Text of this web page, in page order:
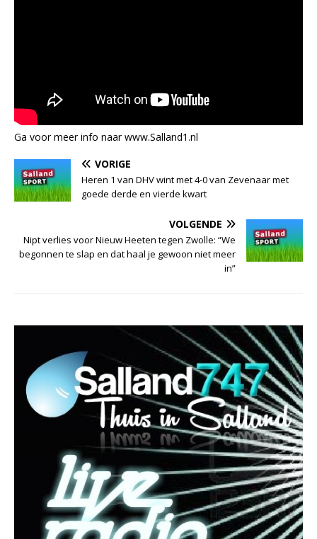
Ga voor meer info naar www.Salland1.nl
VORIGE
Heren 1 van DHV wint met 4-0 van Zevenaar met
goede derde en vierde kwart
VOLGENDE
Nipt verlies voor Nieuw Heeten tegen Zwolle: “We
begonnen te slap en dat haal je gewoon niet meer
in”